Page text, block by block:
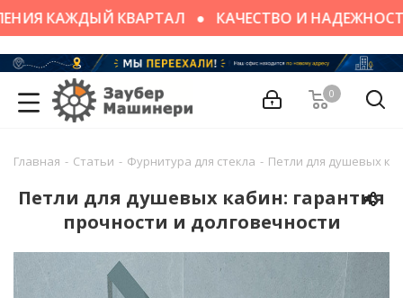
КАЖДЫЙ КВАРТАЛ КАЧЕСТВО И
0
Главная - Статьи - Фурнитура для стекла - Петли для душевых
Петли для душевых кабин: гарантия
прочности и долговечности